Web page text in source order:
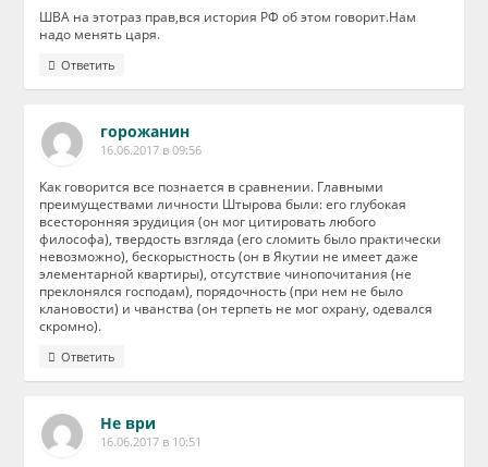
ШВА на этотраз прав,вся история РФ об этом говорит.Нам
надо менять царя.
Ответить
горожанин
16.06.2017 в 09:56
Как говорится все познается в сравнении. Главными
преимуществами личности Штырова были: его глубокая
всесторонняя эрудиция (он мог цитировать любого
философа), твердость взгляда (его сломить было практически
невозможно), бескорыстность (он в Якутии не имеет даже
элементарной квартиры), отсутствие чинопочитания (не
преклонялся господам), порядочность (при нем не было
клановости) и чванства (он терпеть не мог охрану, одевался
скромно).
Ответить
Не ври
16.06.2017 в 10:51